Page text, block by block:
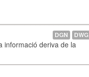
informació deriva de la
DGN DWG